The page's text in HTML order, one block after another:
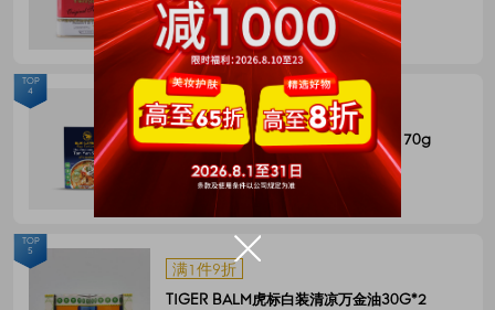
144.00 THB(约￥ 29.46)
180.00 THB
满1件8折
BLUE ELEPHANT 冬阴功一体式汤料 70g
55.00 THB(约￥ 11.26)
68.00 THB
TOP
4
满1件9折
TIGER BALM虎标白装清凉万金油30G*2
TOP
5